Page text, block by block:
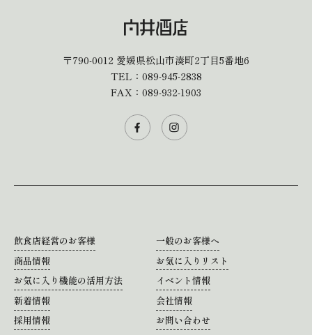
〒790-0012 愛媛県松山市湊町2丁目5番地6
TEL： 089-945-2838
FAX：089-932-1903
飲食店経営のお客様
一般のお客様へ
商品情報
お気に入りリスト
お気に入り機能の活用方法
イベント情報
新着情報
会社情報
採用情報
お問い合わせ